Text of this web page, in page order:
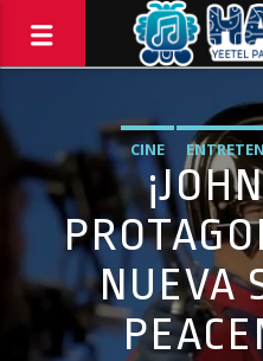
CINE
NUEVA